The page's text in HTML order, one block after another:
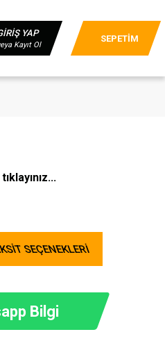
YAP
Kayıt Ol
SEPETİM
SEÇENEKLERİ
Bilgi